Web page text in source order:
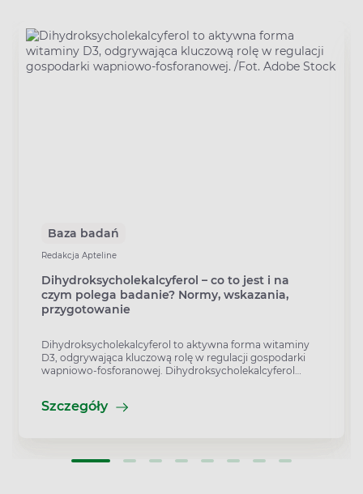
Baza badań
Redakcja Apteline
Dihydroksycholekalcyferol – co to jest i na
czym polega badanie? Normy, wskazania,
przygotowanie
Dihydroksycholekalcyferol to aktywna forma witaminy
D3, odgrywająca kluczową rolę w regulacji gospodarki
wapniowo-fosforanowej. Dihydroksycholekalcyferol
przypadku zaburzeń związanych z funkcjonowaniem
Szczegóły